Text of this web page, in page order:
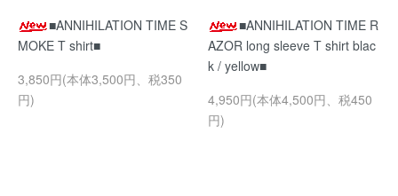
■ANNIHILATION TIME S
MOKE T shirt■
3,850円(本体3,500円、税350
円)
■ANNIHILATION TIME R
AZOR long sleeve T shirt blac
k / yellow■
4,950円(本体4,500円、税450
円)